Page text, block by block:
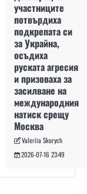
участниците
потвърдиха
подкрепата си
за Украйна,
осъдиха
руската агресия
и призоваха за
засилване на
международния
натиск срещу
Москва
Valeriia Skorych
2026-07-16 23:49